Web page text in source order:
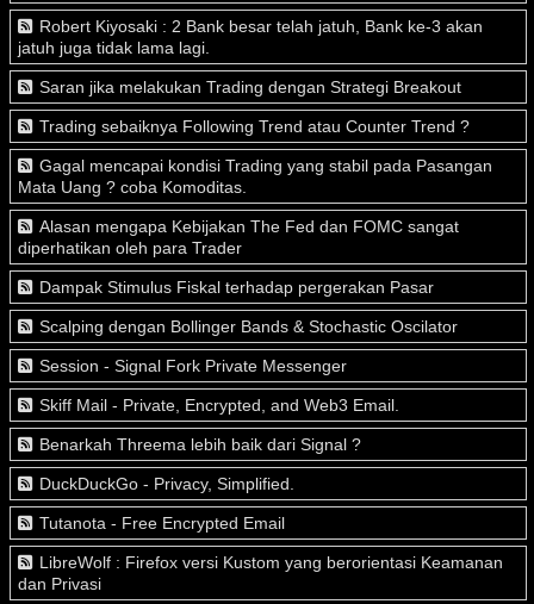
Robert Kiyosaki : 2 Bank besar telah jatuh, Bank ke-3 akan
jatuh juga tidak lama lagi.
Saran jika melakukan Trading dengan Strategi Breakout
Trading sebaiknya Following Trend atau Counter Trend ?
Gagal mencapai kondisi Trading yang stabil pada Pasangan
Mata Uang ? coba Komoditas.
Alasan mengapa Kebijakan The Fed dan FOMC sangat
diperhatikan oleh para Trader
Dampak Stimulus Fiskal terhadap pergerakan Pasar
Scalping dengan Bollinger Bands & Stochastic Oscilator
Session - Signal Fork Private Messenger
Skiff Mail - Private, Encrypted, and Web3 Email.
Benarkah Threema lebih baik dari Signal ?
DuckDuckGo - Privacy, Simplified.
Tutanota - Free Encrypted Email
LibreWolf : Firefox versi Kustom yang berorientasi Keamanan
dan Privasi